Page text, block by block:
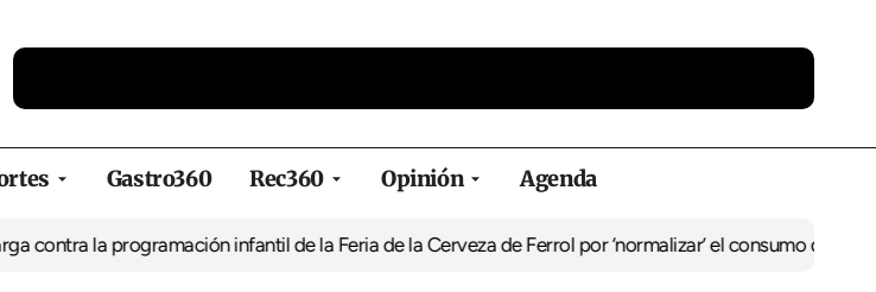
Gastro360 Rec360 Opinión Agenda
la programación infantil de la Feria de la Cerveza de Ferrol por ‘normalizar’ el consumo de alcohol